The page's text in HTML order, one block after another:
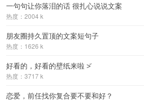
一句句让你落泪的话 很扎心说说文案
热度：2004 k
朋友圈持久置顶的文案短句子
热度：1626 k
好看的，好看的壁纸来啦 ˃᷄
热度：3717 k
恋爱，前任找你复合要不要和好？